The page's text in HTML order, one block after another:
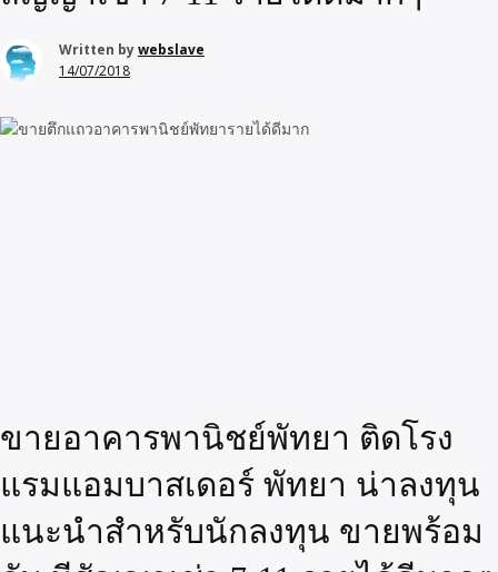
Written bywebslave
14/07/2018
ขายอาคารพานิชย์พัทยา ติดโรง
แรมแอมบาสเดอร์ พัทยา น่าลงทุน
แนะนำสำหรับนักลงทุน ขายพร้อม